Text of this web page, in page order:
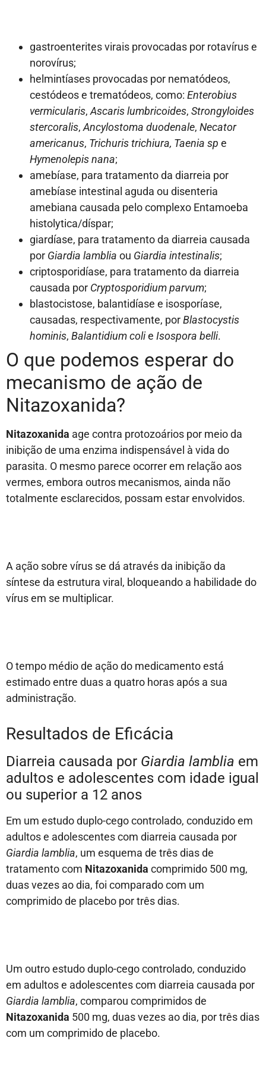
gastroenterites virais provocadas por rotavírus e
norovírus;
helmintíases provocadas por nematódeos,
cestódeos e trematódeos, como: Enterobius
vermicularis,Ascaris lumbricoides, Strongyloides
stercoralis,Ancylostoma duodenale, Necator
americanus, Trichuris trichiura, Taenia sp e
Hymenolepis nana;
amebíase, para tratamento da diarreia por
amebíase intestinal aguda ou disenteria
amebiana causada pelo complexo Entamoeba
histolytica/díspar;
giardíase, para tratamento da diarreia causada
por Giardia lamblia ou Giardia intestinalis;
criptosporidíase, para tratamento da diarreia
causada por Cryptosporidium parvum;
blastocistose, balantidíase e isosporíase,
causadas, respectivamente, porBlastocystis
hominis, Balantidium colie Isospora belli.
O que podemos esperar do
mecanismo de ação de
Nitazoxanida?
Nitazoxanida age contra protozoários por meio da
inibição de uma enzima indispensável à vida do
parasita. O mesmo parece ocorrer em relação aos
vermes, embora outros mecanismos, ainda não
totalmente esclarecidos, possam estar envolvidos.
A ação sobre vírus se dá através da inibição da
síntese da estrutura viral, bloqueando a habilidade do
vírus em se multiplicar.
O tempo médio de ação do medicamento está
estimado entre duas a quatro horas após a sua
administração.
Resultados de Eficácia
Diarreia causada por Giardia lamblia em
adultos e adolescentes com idade igual
ou superior a 12 anos
Em um estudo duplo-cego controlado, conduzido em
adultos e adolescentes com diarreia causada por
Giardia lamblia, um esquema de três dias de
tratamento com Nitazoxanida comprimido 500 mg,
duas vezes ao dia, foi comparado com um
comprimido de placebo por três dias.
Um outro estudo duplo-cego controlado, conduzido
em adultos e adolescentes com diarreia causada por
Giardia lamblia, comparou comprimidos de
Nitazoxanida 500 mg, duas vezes ao dia, por três dias
com um comprimido de placebo.